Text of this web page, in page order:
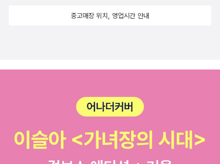
히 과거 보호주의 정책을 답습하고 있었다. 제2차 뉴딜연합의 파트너
딜 정책연합의 중추로 부상한다. 1934년 제정된 호혜통상법은 관세
속 추진되는 데 중요한 역할을 한다. 이때부터 미국 무역정책은 보호
주의적·민족주의적 성격에서 벗어나 서서히 자유화하기 시작하여 19
와 수정주의적 자유주의의 등장 그러나 1970-80년대 독일과 일본
등 급속히 성장한 국가들의 도전에 직면하고 무역적자가 천문학적으
중고매장 위치, 영업시간 안내